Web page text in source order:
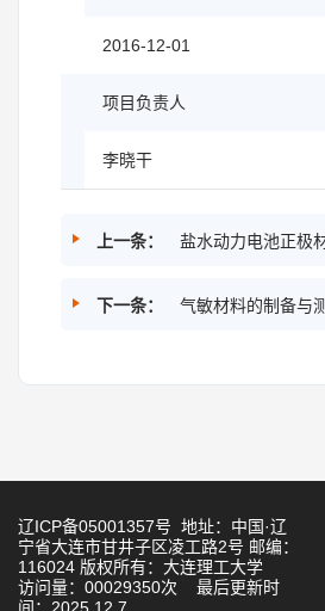
2016-12-01
项目负责人
李晓干
上一条： 盐水动力电池正极
下一条： 气敏材料的制备与
辽ICP备05001357号 地址：中国·辽
宁省大连市甘井子区凌工路2号 邮编：
116024 版权所有：大连理工大学
访问量： 00029350次 最后更新时